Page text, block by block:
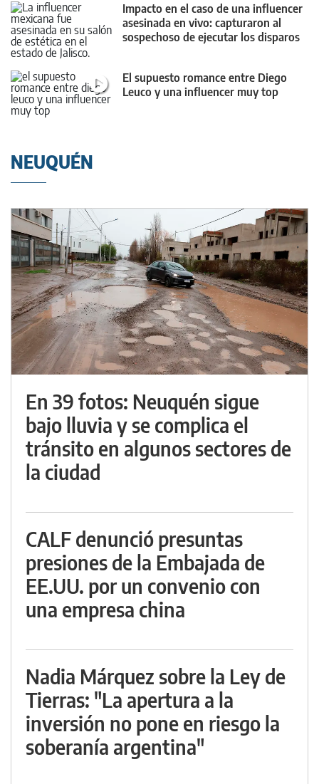
Impacto en el caso de una influencer
asesinada en vivo: capturaron al
sospechoso de ejecutar los disparos
El supuesto romance entre Diego
Leuco y una influencer muy top
NEUQUÉN
En 39 fotos: Neuquén sigue
bajo lluvia y se complica el
tránsito en algunos sectores de
la ciudad
CALF denunció presuntas
presiones de la Embajada de
EE.UU. por un convenio con
una empresa china
Nadia Márquez sobre la Ley de
Tierras: "La apertura a la
inversión no pone en riesgo la
soberanía argentina"